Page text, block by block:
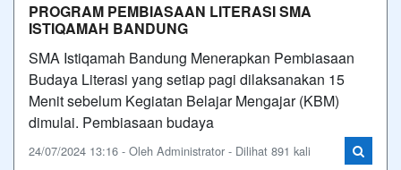
PROGRAM PEMBIASAAN LITERASI SMA
ISTIQAMAH BANDUNG
SMA Istiqamah Bandung Menerapkan Pembiasaan
Budaya Literasi yang setiap pagi dilaksanakan 15
Menit sebelum Kegiatan Belajar Mengajar (KBM)
dimulai. Pembiasaan budaya
24/07/2024 13:16 - Oleh Administrator - Dilihat 891 kali